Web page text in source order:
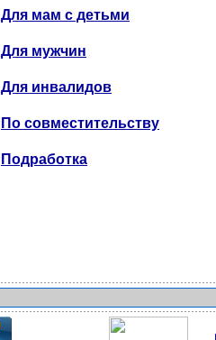
Для мам с детьми
Для мужчин
Для инвалидов
По совместительству
Подработка